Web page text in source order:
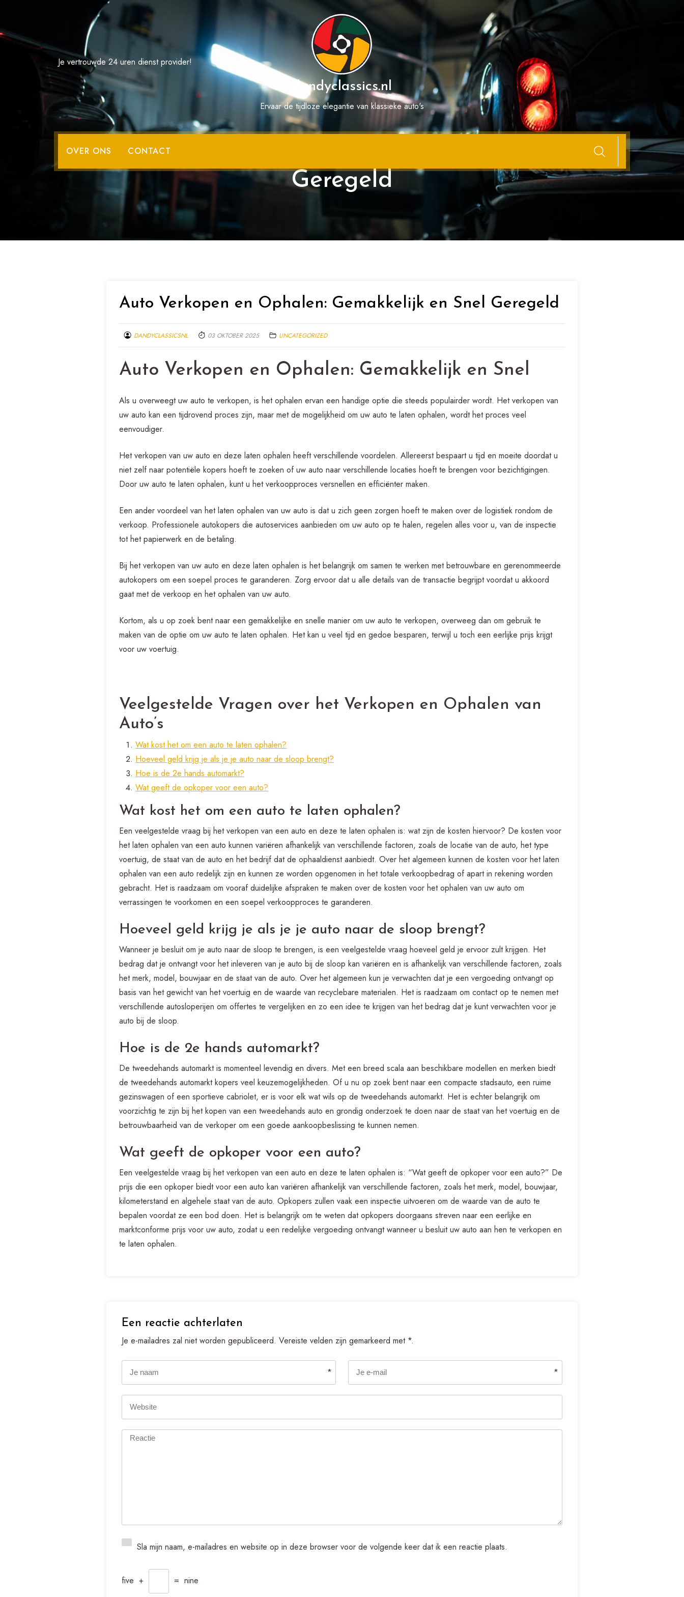
de
Je vertrouwde 24 uren dienst provider!
dandyclassics.nl
Ervaar de tijdloze elegantie van klassieke auto's
OVER ONS CONTACT
Auto Verkopen en Ophalen: Gemakkelijk en Snel
Geregeld
Auto Verkopen en Ophalen: Gemakkelijk en Snel Geregeld
DANDYCLASSICSNL 03 OKTOBER 2025 UNCATEGORIZED
Auto Verkopen en Ophalen: Gemakkelijk en Snel
Als u overweegt uw auto te verkopen, is het ophalen ervan een handige optie die steeds populairder wordt. Het verkopen van
uw auto kan een tijdrovend proces zijn, maar met de mogelijkheid om uw auto te laten ophalen, wordt het proces veel
eenvoudiger.
Het verkopen van uw auto en deze laten ophalen heeft verschillende voordelen. Allereerst bespaart u tijd en moeite doordat u
niet zelf naar potentiële kopers hoeft te zoeken of uw auto naar verschillende locaties hoeft te brengen voor bezichtigingen.
Door uw auto te laten ophalen, kunt u het verkoopproces versnellen en efficiënter maken.
Een ander voordeel van het laten ophalen van uw auto is dat u zich geen zorgen hoeft te maken over de logistiek rondom de
verkoop. Professionele autokopers die autoservices aanbieden om uw auto op te halen, regelen alles voor u, van de inspectie
tot het papierwerk en de betaling.
Bij het verkopen van uw auto en deze laten ophalen is het belangrijk om samen te werken met betrouwbare en gerenommeerde
autokopers om een soepel proces te garanderen. Zorg ervoor dat u alle details van de transactie begrijpt voordat u akkoord
gaat met de verkoop en het ophalen van uw auto.
Kortom, als u op zoek bent naar een gemakkelijke en snelle manier om uw auto te verkopen, overweeg dan om gebruik te
maken van de optie om uw auto te laten ophalen. Het kan u veel tijd en gedoe besparen, terwijl u toch een eerlijke prijs krijgt
voor uw voertuig.
Veelgestelde Vragen over het Verkopen en Ophalen van
Auto’s
Wat kost het om een auto te laten ophalen?
Hoeveel geld krijg je als je je auto naar de sloop brengt?
Hoe is de 2e hands automarkt?
Wat geeft de opkoper voor een auto?
Wat kost het om een auto te laten ophalen?
Een veelgestelde vraag bij het verkopen van een auto en deze te laten ophalen is: wat zijn de kosten hiervoor? De kosten voor
het laten ophalen van een auto kunnen variëren afhankelijk van verschillende factoren, zoals de locatie van de auto, het type
voertuig, de staat van de auto en het bedrijf dat de ophaaldienst aanbiedt. Over het algemeen kunnen de kosten voor het laten
ophalen van een auto redelijk zijn en kunnen ze worden opgenomen in het totale verkoopbedrag of apart in rekening worden
gebracht. Het is raadzaam om vooraf duidelijke afspraken te maken over de kosten voor het ophalen van uw auto om
verrassingen te voorkomen en een soepel verkoopproces te garanderen.
Hoeveel geld krijg je als je je auto naar de sloop brengt?
Wanneer je besluit om je auto naar de sloop te brengen, is een veelgestelde vraag hoeveel geld je ervoor zult krijgen. Het
bedrag dat je ontvangt voor het inleveren van je auto bij de sloop kan variëren en is afhankelijk van verschillende factoren, zoals
het merk, model, bouwjaar en de staat van de auto. Over het algemeen kun je verwachten dat je een vergoeding ontvangt op
basis van het gewicht van het voertuig en de waarde van recyclebare materialen. Het is raadzaam om contact op te nemen met
verschillende autosloperijen om offertes te vergelijken en zo een idee te krijgen van het bedrag dat je kunt verwachten voor je
auto bij de sloop.
Hoe is de 2e hands automarkt?
De tweedehands automarkt is momenteel levendig en divers. Met een breed scala aan beschikbare modellen en merken biedt
de tweedehands automarkt kopers veel keuzemogelijkheden. Of u nu op zoek bent naar een compacte stadsauto, een ruime
gezinswagen of een sportieve cabriolet, er is voor elk wat wils op de tweedehands automarkt. Het is echter belangrijk om
voorzichtig te zijn bij het kopen van een tweedehands auto en grondig onderzoek te doen naar de staat van het voertuig en de
betrouwbaarheid van de verkoper om een goede aankoopbeslissing te kunnen nemen.
Wat geeft de opkoper voor een auto?
Een veelgestelde vraag bij het verkopen van een auto en deze te laten ophalen is: “Wat geeft de opkoper voor een auto?” De
prijs die een opkoper biedt voor een auto kan variëren afhankelijk van verschillende factoren, zoals het merk, model, bouwjaar,
kilometerstand en algehele staat van de auto. Opkopers zullen vaak een inspectie uitvoeren om de waarde van de auto te
bepalen voordat ze een bod doen. Het is belangrijk om te weten dat opkopers doorgaans streven naar een eerlijke en
marktconforme prijs voor uw auto, zodat u een redelijke vergoeding ontvangt wanneer u besluit uw auto aan hen te verkopen en
te laten ophalen.
Een reactie achterlaten
Je e-mailadres zal niet worden gepubliceerd. Vereiste velden zijn gemarkeerd met *.
* *
Sla mijn naam, e-mailadres en website op in deze browser voor de volgende keer dat ik een reactie plaats.
five + = nine